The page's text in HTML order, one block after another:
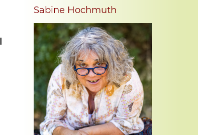
Sabine Hochmuth